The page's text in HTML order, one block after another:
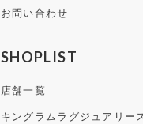
お問い合わせ
SHOPLIST
店舗一覧
キングラムラグジュアリー